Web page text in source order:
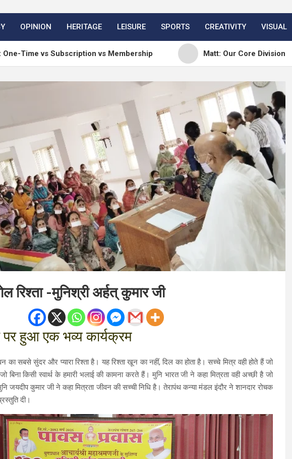
OPINION HERITAGE LEISURE SPORTS CREATIVITY VISUAL
Subscription vs Membership Matt: Our Core Division
रिश्ता -मुनिश्री अर्हत् कुमार जी
पर हुआ एक भव्य कार्यक्रम
का सबसे सुंदर और प्यारा रिश्ता है। यह रिश्ता खून का नहीं, दिल का होता है। सच्चे मित्र वही होते हैं जो
किसी स्वार्थ के हमारी भलाई की कामना करते हैं। मुनि भारत जी ने कहा मित्रता वही अच्छी है जो
जयदीप कुमार जी ने कहा मित्रता जीवन की सच्ची निधि है। तेरापंथ कन्या मंडल इंदौर ने शानदार रोचक
दी।